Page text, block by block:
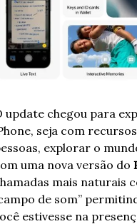
update chegou para
seja com
explorar o
uma nova versão do
mais naturais
de som”
estivesse na